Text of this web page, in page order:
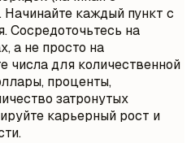
Начинайте каждый пункт с
Сосредоточьтесь на
а не просто на
числа для количественной
проценты,
затронутых
карьерный рост и